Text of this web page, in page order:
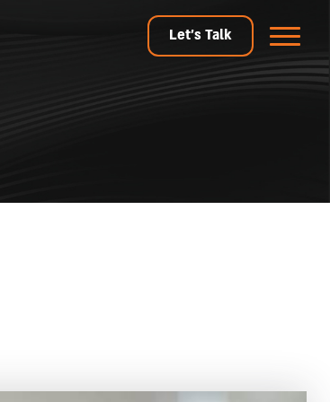
Let's Talk